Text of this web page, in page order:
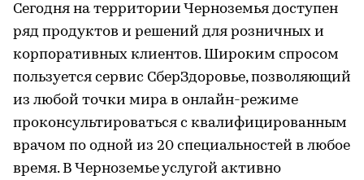
Сегодня на территории Черноземья доступен
ряд продуктов и решений для розничных и
корпоративных клиентов. Широким спросом
пользуется сервис СберЗдоровье, позволяющий
из любой точки мира в онлайн-режиме
проконсультироваться с квалифицированным
врачом по одной из 20 специальностей в любое
время. В Черноземье услугой активно